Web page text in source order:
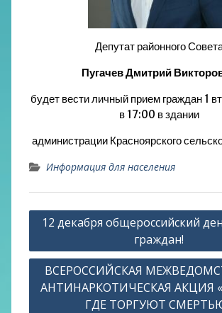
Депутат районного
Пугачев Дмитрий
будет вести личный прием граждан 1
в 17:00 в здании
администрации Красноярского
Информация для населения
Навигация
записям
12 декабря общероссийский
граждан!
ВСЕРОССИЙСКАЯ
АНТИНАРКОТИЧЕСКАЯ АКЦИЯ
ГДЕ ТОРГУЮТ